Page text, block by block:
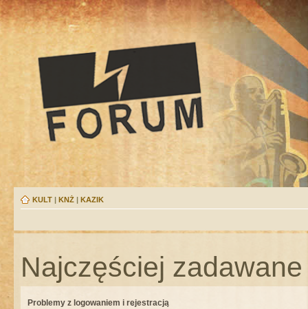
KULT | KNŻ | KAZIK
Najczęściej
Problemy z logowaniem i rejestracją